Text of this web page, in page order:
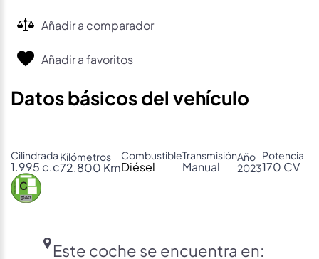
Añadir a comparador
Añadir a favoritos
Datos básicos del vehículo
Cilindrada
1.995 c.c
Kilómetros
72.800 Km
Combustible
Diésel
Transmisión
Manual
Año
2023
Potencia
170 CV
Este coche se encuentra en: